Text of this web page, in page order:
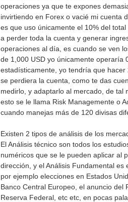
operaciones ya que te expones
invirtiendo en Forex o vacié mi cuenta
es que uso únicamente el 10% del
a perder toda la cuenta y generar
operaciones al día, es cuando se ven
de 1,000 USD yo únicamente operaría
estadísticamente, yo tendría que
se perdiera la cuenta, como te das
medirlo, y adaptarlo al mercado, de tal
esto se le llama Risk Managemente o
cuando manejas más de 120 divisas
Existen 2 tipos de análisis de los
El Análisis técnico son todos los
numéricos que se le pueden aplicar al
dirección, y el Análisis Fundamental
por ejemplo elecciones en Estados
Banco Central Europeo, el anuncio del
Reserva Federal, etc etc, en pocas